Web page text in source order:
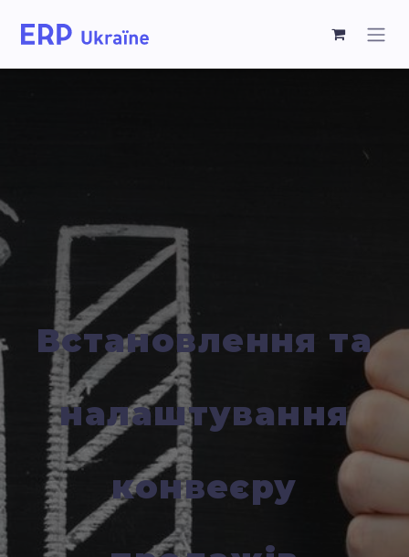
Встановлення та
налаштування
конвеєру